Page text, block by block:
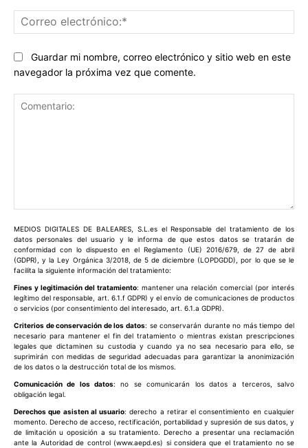
Guardar mi nombre, correo electrónico y sitio web en este
navegador la próxima vez que comente.
MEDIOS DIGITALES DE BALEARES, S.L.es el Responsable del tratamiento de los
datos personales del usuario y le informa de que estos datos se tratarán de
conformidad con lo dispuesto en el Reglamento (UE) 2016/679, de 27 de abril
(GDPR), y la Ley Orgánica 3/2018, de 5 de diciembre (LOPDGDD), por lo que se le
facilita la siguiente información del tratamiento:
Fines y legitimación del tratamiento: mantener una relación comercial (por interés
legítimo del responsable, art. 6.1.f GDPR) y el envío de comunicaciones de productos
o servicios (por consentimiento del interesado, art. 6.1.a GDPR).
Criterios de conservación de los datos: se conservarán durante no más tiempo del
necesario para mantener el fin del tratamiento o mientras existan prescripciones
legales que dictaminen su custodia y cuando ya no sea necesario para ello, se
suprimirán con medidas de seguridad adecuadas para garantizar la anonimización
de los datos o la destrucción total de los mismos.
Comunicación de los datos: no se comunicarán los datos a terceros, salvo
obligación legal.
Derechos que asisten al usuario: derecho a retirar el consentimiento en cualquier
momento. Derecho de acceso, rectificación, portabilidad y supresión de sus datos, y
de limitación u oposición a su tratamiento. Derecho a presentar una reclamación
ante la Autoridad de control (www.aepd.es) si considera que el tratamiento no se